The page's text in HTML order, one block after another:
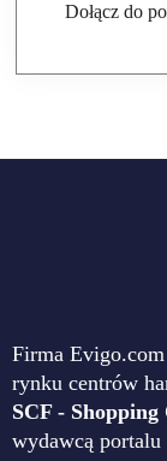
Dołącz do
Firma
rynku centrów
SCF -
wydawcą